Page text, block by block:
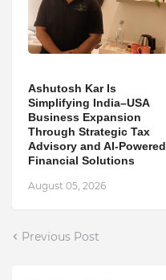
Ashutosh Kar Is
Simplifying India–USA
Business Expansion
Through Strategic Tax
Advisory and AI-Powered
Financial Solutions
August 05, 2026
Previous Post